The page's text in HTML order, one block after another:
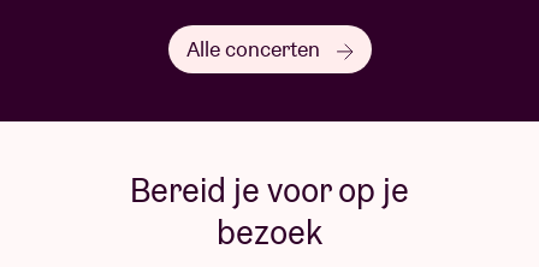
Alle concerten
Bereid je voor op je
bezoek